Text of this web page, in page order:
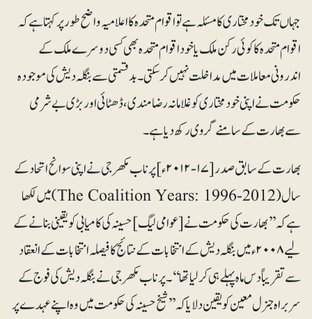
جہاں تک خود مختاری کا مسئلہ ہے تو اقوام متحدہ کا اعلامیہ واضح طور پر کہتا ہے کہ
اقوام متحدہ کا کوئی رکن ملک یا خود اقوام متحدہ بھی کسی دوسرے ملک کے
اندرونی معاملات میں مداخلت نہیں کرسکتی۔ بد قسمتی سے بنگلہ دیش کی موجودہ
حکومت نے اپنی خود مختاری کو غلامانہ رضامندی، ڈھٹائی اور بڑی بے شرمی
سےبھارت کے سامنے گروی رکھ دیا ہے۔
بھارت کے سابق صدر [۱۷-۲۰۱۲ء] پرناب مکھر جی نے اپنی سوانح اتحاد کے
سال ( The Coalition Years: 1996-2012) میں لکھا
ہے کہ ’’بھارت کی حکومت نے [عوامی لیگ] حسینہ کی کامیابی کو یقینی بنانے کے
لیے ۲۰۰۸ء میں بنگلہ دیش کےانتخابات کے نتائج کا فیصلہ انتخابات کے انعقاد
سے تقریباً دس ماہ پہلے ہی کر لیا تھا‘‘۔ پرناب مکھر جی نے بنگلہ دیش کی فوج کے
سربراہ جنرل معین کو یقین دلایا کہ ’’شیخ حسینہ کی حکومت میں وہ اپنے عہدے پر